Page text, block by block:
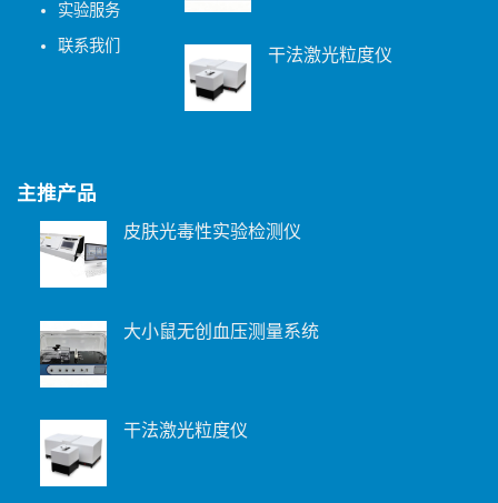
实验服务
联系我们
干法激光粒度仪
主推产品
皮肤光毒性实验检测仪
大小鼠无创血压测量系统
干法激光粒度仪